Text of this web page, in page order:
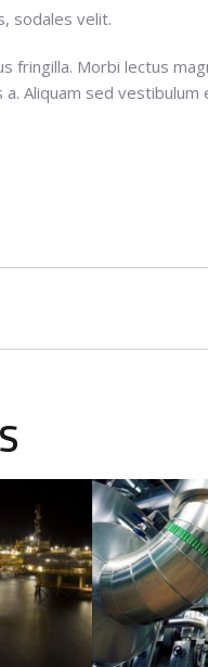
sodales velit.
fringilla. Morbi lectus
Aliquam sed vestibulum